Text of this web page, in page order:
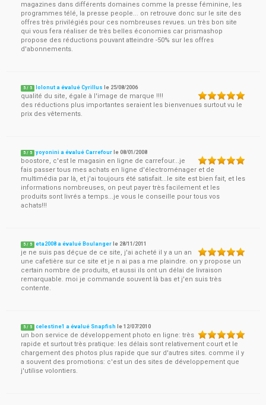
magazines dans différents domaines comme la presse féminine, les
programmes télé, la presse people... on retrouve donc sur le site des
offres très privilégiés pour ces nombreuses revues. un très bon site
qui vous fera réaliser de très belles économies car prismashop
propose des réductions pouvant atteindre -50% sur les offres
d'abonnements.
5 / 5 lolonut a évalué Cyrillus le 25/08/2006
qualité du site, égale à l'image de marque !!!!
des réductions plus importantes seraient les bienvenues surtout vu le
prix des vêtements.
5 / 5 yoyonini a évalué Carrefour le08/01/2008
boostore, c'est le magasin en ligne de carrefour...je
fais passer tous mes achats en ligne d'électroménager et de
multimédia par là, et j'ai toujours été satisfait...le site est bien fait, et les
informations nombreuses, on peut payer très facilement et les
produits sont livrés a temps...je vous le conseille pour tous vos
achats!!!
5 / 5 eta2008 a évalué Boulanger le 28/11/2011
je ne suis pas déçue de ce site, j'ai acheté il y a un an
une cafetière sur ce site et je n ai pas a me plaindre. on y propose un
certain nombre de produits, et aussi ils ont un délai de livraison
remarquable. moi je commande souvent là bas et j'en suis très
contente.
5 / 5 celestine1 a évalué Snapfish le12/07/2010
un bon service de développement photo en ligne: très
rapide et surtout très pratique: les délais sont relativement court et le
chargement des photos plus rapide que sur d'autres sites. comme il y
a souvent des promotions: c'est un des sites de développement que
j'utilise volontiers.